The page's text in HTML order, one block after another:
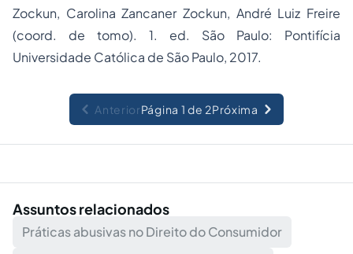
Zockun, Carolina Zancaner Zockun, André Luiz Freire
(coord. de tomo). 1. ed. São Paulo: Pontifícia
Universidade Católica de São Paulo, 2017.
AnteriorPágina 1 de 2Próxima
Assuntos relacionados
Práticas abusivas no Direito do Consumidor